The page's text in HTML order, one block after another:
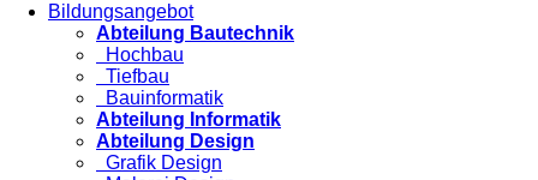
Bildungsangebot
Abteilung Bautechnik
Hochbau
Tiefbau
Bauinformatik
Abteilung Informatik
Abteilung Design
Grafik Design